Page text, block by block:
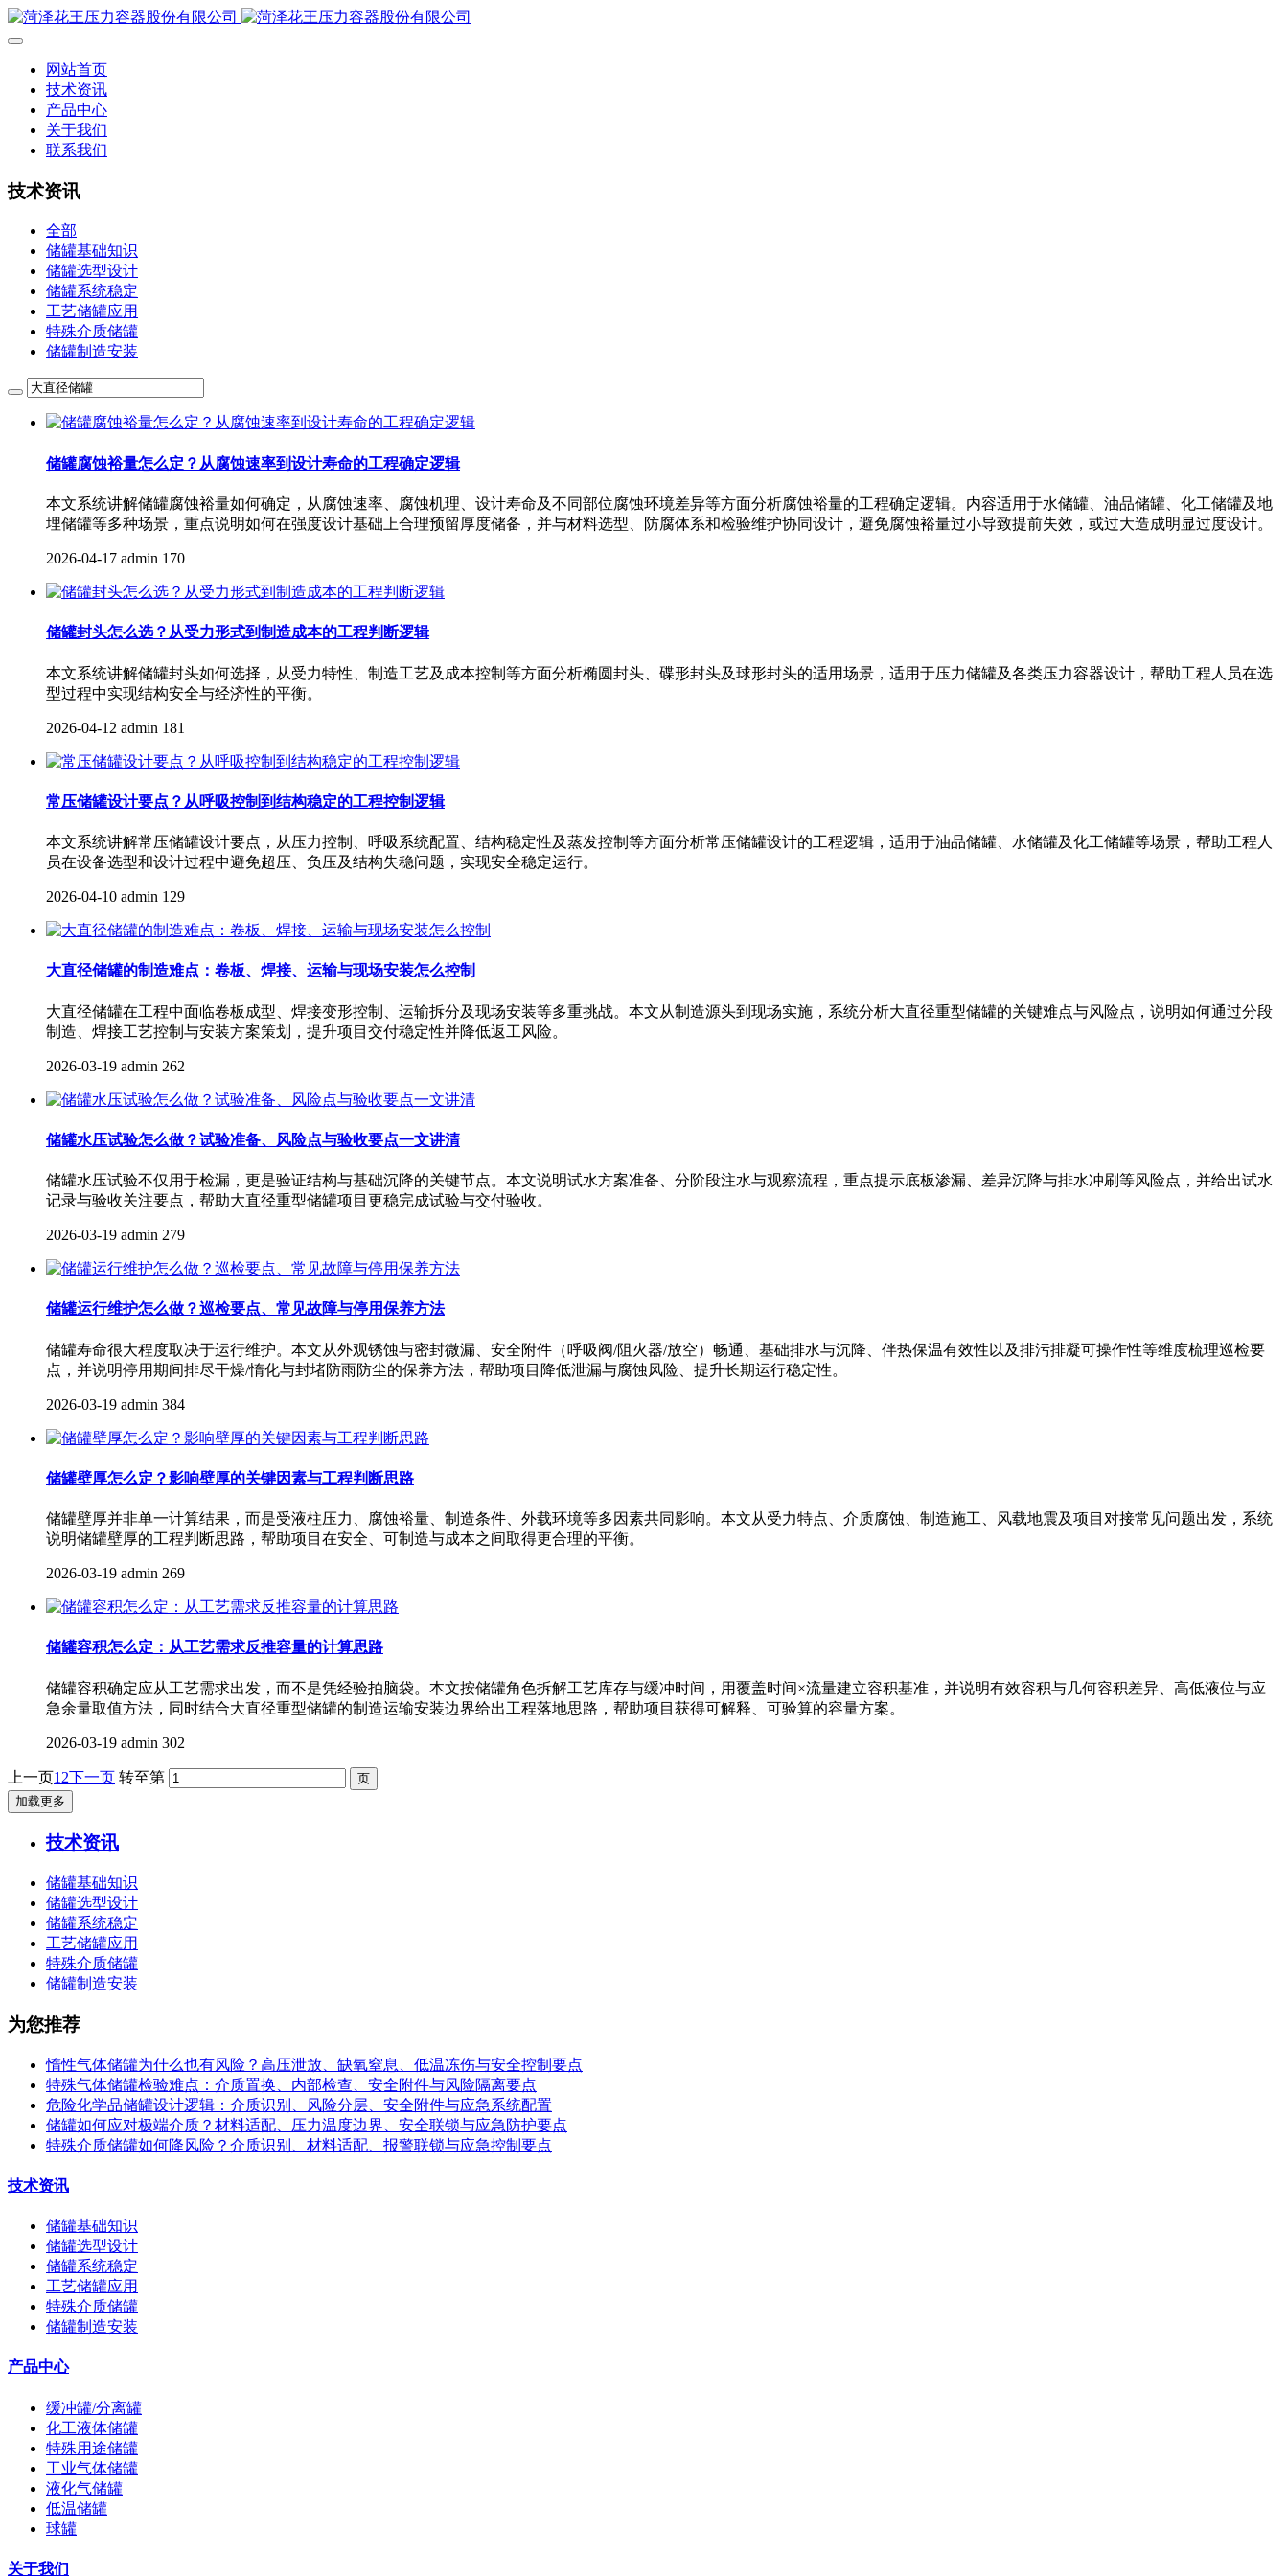
网站首页
技术资讯
产品中心
关于我们
联系我们
技术资讯
全部
储罐基础知识
储罐选型设计
储罐系统稳定
工艺储罐应用
特殊介质储罐
储罐制造安装
储罐腐蚀裕量怎么定？从腐蚀速率到设计寿命的工程确定逻辑
本文系统讲解储罐腐蚀裕量如何确定，从腐蚀速率、腐蚀机理、设计寿命及不同部位腐蚀环境差异等方面分析腐蚀裕量的工程确定逻辑。内容适用于水储罐、油品储罐、化工储罐及地
埋储罐等多种场景，重点说明如何在强度设计基础上合理预留厚度储备，并与材料选型、防腐体系和检验维护协同设计，避免腐蚀裕量过小导致提前失效，或过大造成明显过度设计。
2026-04-17 admin 170
储罐封头怎么选？从受力形式到制造成本的工程判断逻辑
本文系统讲解储罐封头如何选择，从受力特性、制造工艺及成本控制等方面分析椭圆封头、碟形封头及球形封头的适用场景，适用于压力储罐及各类压力容器设计，帮助工程人员在选
型过程中实现结构安全与经济性的平衡。
2026-04-12 admin 181
常压储罐设计要点？从呼吸控制到结构稳定的工程控制逻辑
本文系统讲解常压储罐设计要点，从压力控制、呼吸系统配置、结构稳定性及蒸发控制等方面分析常压储罐设计的工程逻辑，适用于油品储罐、水储罐及化工储罐等场景，帮助工程人
员在设备选型和设计过程中避免超压、负压及结构失稳问题，实现安全稳定运行。
2026-04-10 admin 129
大直径储罐的制造难点：卷板、焊接、运输与现场安装怎么控制
大直径储罐在工程中面临卷板成型、焊接变形控制、运输拆分及现场安装等多重挑战。本文从制造源头到现场实施，系统分析大直径重型储罐的关键难点与风险点，说明如何通过分段
制造、焊接工艺控制与安装方案策划，提升项目交付稳定性并降低返工风险。
2026-03-19 admin 262
储罐水压试验怎么做？试验准备、风险点与验收要点一文讲清
储罐水压试验不仅用于检漏，更是验证结构与基础沉降的关键节点。本文说明试水方案准备、分阶段注水与观察流程，重点提示底板渗漏、差异沉降与排水冲刷等风险点，并给出试水
记录与验收关注要点，帮助大直径重型储罐项目更稳完成试验与交付验收。
2026-03-19 admin 279
储罐运行维护怎么做？巡检要点、常见故障与停用保养方法
储罐寿命很大程度取决于运行维护。本文从外观锈蚀与密封微漏、安全附件（呼吸阀/阻火器/放空）畅通、基础排水与沉降、伴热保温有效性以及排污排凝可操作性等维度梳理巡检要
点，并说明停用期间排尽干燥/惰化与封堵防雨防尘的保养方法，帮助项目降低泄漏与腐蚀风险、提升长期运行稳定性。
2026-03-19 admin 384
储罐壁厚怎么定？影响壁厚的关键因素与工程判断思路
储罐壁厚并非单一计算结果，而是受液柱压力、腐蚀裕量、制造条件、外载环境等多因素共同影响。本文从受力特点、介质腐蚀、制造施工、风载地震及项目对接常见问题出发，系统
说明储罐壁厚的工程判断思路，帮助项目在安全、可制造与成本之间取得更合理的平衡。
2026-03-19 admin 269
储罐容积怎么定：从工艺需求反推容量的计算思路
储罐容积确定应从工艺需求出发，而不是凭经验拍脑袋。本文按储罐角色拆解工艺库存与缓冲时间，用覆盖时间×流量建立容积基准，并说明有效容积与几何容积差异、高低液位与应
急余量取值方法，同时结合大直径重型储罐的制造运输安装边界给出工程落地思路，帮助项目获得可解释、可验算的容量方案。
2026-03-19 admin 302
上一页1 2下一页 转至第
加载更多
技术资讯
储罐基础知识
储罐选型设计
储罐系统稳定
工艺储罐应用
特殊介质储罐
储罐制造安装
为您推荐
惰性气体储罐为什么也有风险？高压泄放、缺氧窒息、低温冻伤与安全控制要点
特殊气体储罐检验难点：介质置换、内部检查、安全附件与风险隔离要点
危险化学品储罐设计逻辑：介质识别、风险分层、安全附件与应急系统配置
储罐如何应对极端介质？材料适配、压力温度边界、安全联锁与应急防护要点
特殊介质储罐如何降风险？介质识别、材料适配、报警联锁与应急控制要点
技术资讯
储罐基础知识
储罐选型设计
储罐系统稳定
工艺储罐应用
特殊介质储罐
储罐制造安装
产品中心
缓冲罐/分离罐
化工液体储罐
特殊用途储罐
工业气体储罐
液化气储罐
低温储罐
球罐
关于我们